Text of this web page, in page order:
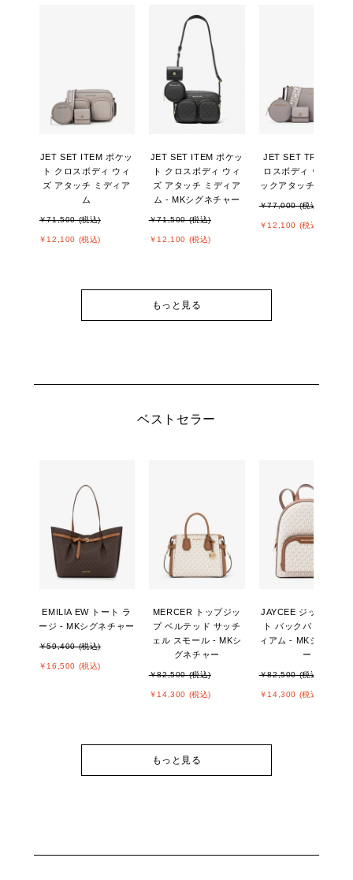
JET SET ITEM ポケッ
ト クロスボディ ウィ
ズ アタッチ ミディア
ム
￥71,500 (税込)
￥12,100 (税込)
JET SET ITEM ポケッ
ト クロスボディ ウィ
ズ アタッチ ミディア
ム - MKシグネチャー
￥71,500 (税込)
￥12,100 (税込)
JET SET TRAVEL ク
ロスボディ ウィズ テ
ックアタッチ スモー
￥77,000 (税込)
￥12,100 (税込)
もっと見る
ベストセラー
EMILIA EW トート ラ
ージ - MKシグネチャー
￥59,400 (税込)
￥16,500 (税込)
MERCER トップジッ
プ ベルテッド サッチ
ェル スモール - MKシ
グネチャー
￥82,500 (税込)
￥14,300 (税込)
JAYCEE ジップポケッ
ト バックパック ミデ
ィアム - MKシグネチ
ー
￥82,500 (税込)
￥14,300 (税込)
もっと見る